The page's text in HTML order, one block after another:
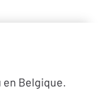
en Belgique.